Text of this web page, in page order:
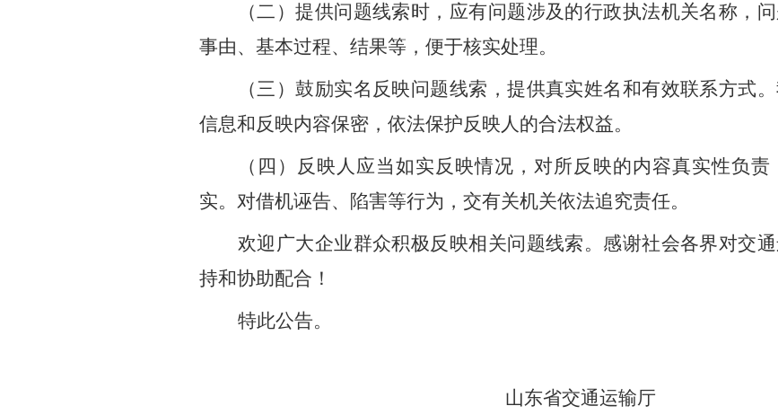
（二）提供问题线索时，应有问题涉及的行政执法机关名称，
事由、基本过程、结果等，便于核实处理。
（三）鼓励实名反映问题线索，提供真实姓名和有效联系方式
信息和反映内容保密，依法保护反映人的合法权益。
（四）反映人应当如实反映情况，对所反映的内容真实性负
实。对借机诬告、陷害等行为，交有关机关依法追究责任。
欢迎广大企业群众积极反映相关问题线索。感谢社会各界对交
持和协助配合！
特此公告。
山东省交通运输厅